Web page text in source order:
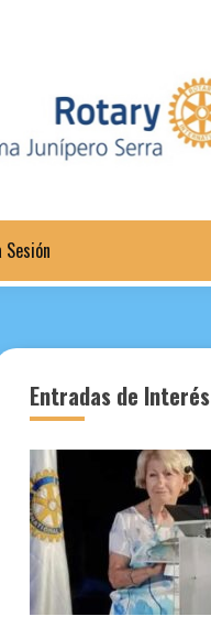
Entradas de Interés